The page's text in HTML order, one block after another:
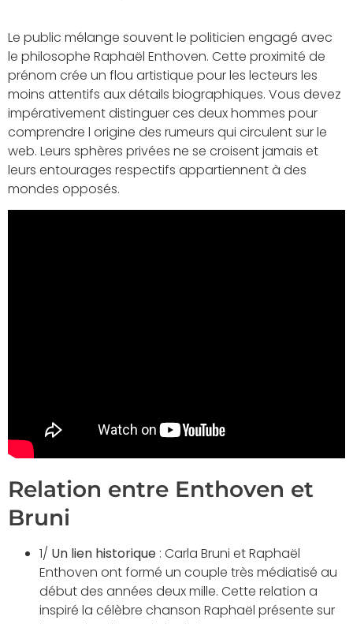
Le public mélange souvent le politicien engagé avec
le philosophe Raphaël Enthoven. Cette proximité de
prénom crée un flou artistique pour les lecteurs les
moins attentifs aux détails biographiques. Vous devez
impérativement distinguer ces deux hommes pour
comprendre l origine des rumeurs qui circulent sur le
web. Leurs sphères privées ne se croisent jamais et
leurs entourages respectifs appartiennent à des
mondes opposés.
Relation entre Enthoven et
Bruni
1/ Un lien historique : Carla Bruni et Raphaël
Enthoven ont formé un couple très médiatisé au
début des années deux mille. Cette relation a
inspiré la célèbre chanson Raphaël présente sur